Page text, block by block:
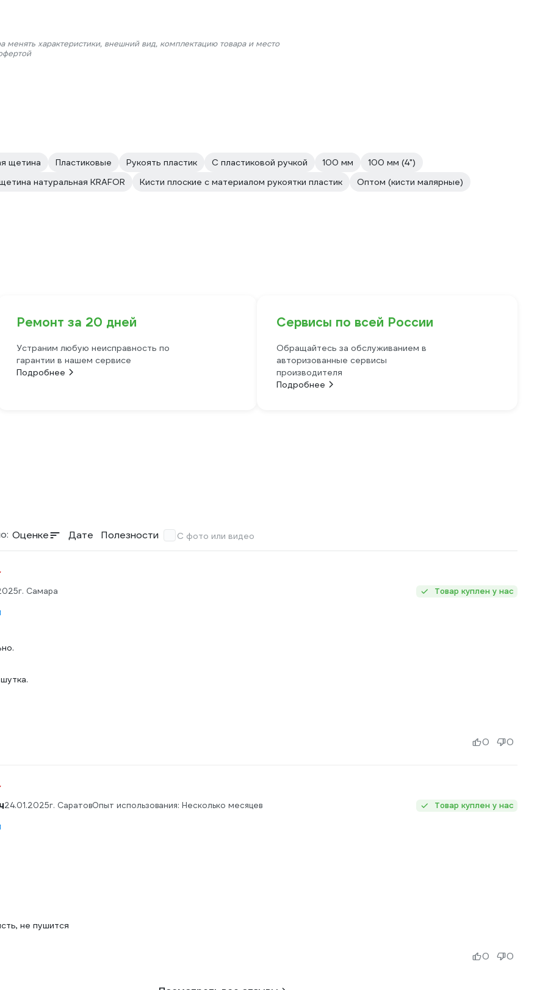
менять характеристики, внешний вид, комплектацию товара и место
щетина Пластиковые Рукоять пластик С пластиковой ручкой 100 мм
100 мм (4")
натуральная KRAFOR Кисти плоские с материалом рукоятки пластик
Оптом (кисти малярные)
Ремонт за 20 дней
Устраним любую неисправность по
гарантии в нашем сервисе
Подробнее
Сервисы по всей России
Обращайтесь за обслуживанием в
авторизованные сервисы
производителя
Подробнее
Оценке Дате Полезности С фото или видео
г. Самара Товар куплен у нас
0 0
24.01.2025г. СаратовОпыт использования: Несколько месяцев Товар куплен у нас
не пушится
0 0